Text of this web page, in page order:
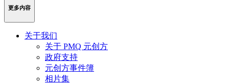
更多内容
关于我们
关于 PMQ 元创方
政府支持
元创方事件簿
相片集